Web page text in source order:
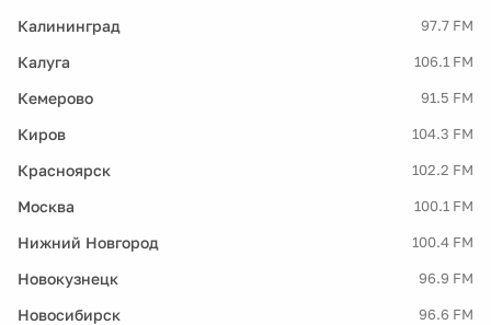
Калининград 97.7 FM
Калуга 106.1 FM
Кемерово 91.5 FM
Киров 104.3 FM
Красноярск 102.2 FM
Москва 100.1 FM
Нижний Новгород 100.4 FM
Новокузнецк 96.9 FM
Новосибирск 96.6 FM